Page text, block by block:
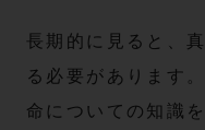
長期的に見ると、
る必要があります
命についての知識